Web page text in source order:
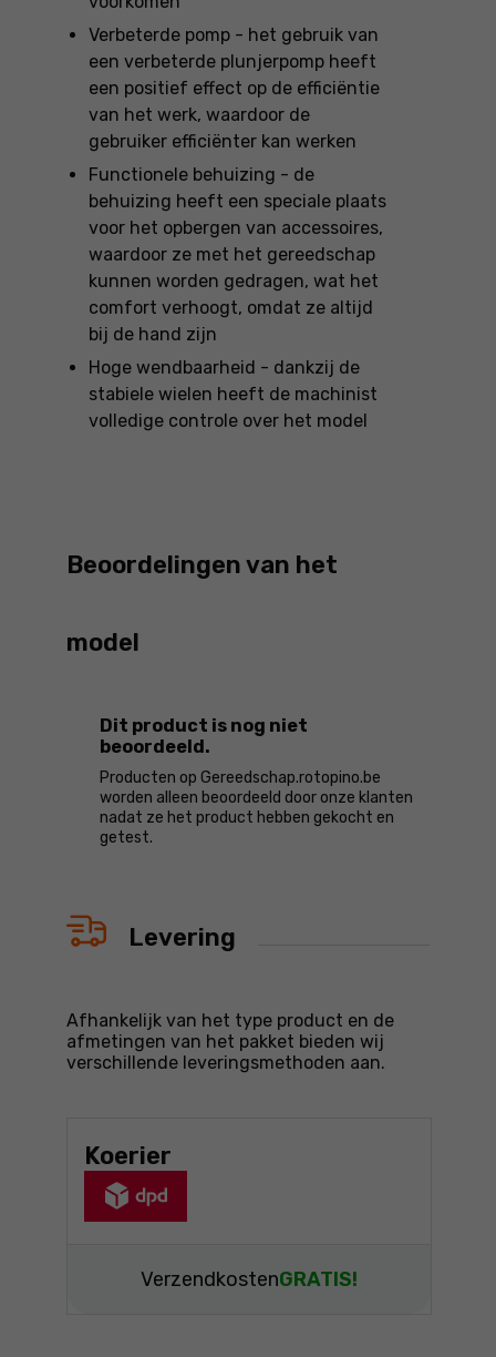
Verbeterde pomp - het gebruik van
een verbeterde plunjerpomp heeft
een positief effect op de efficiëntie
van het werk, waardoor de
gebruiker efficiënter kan werken
Functionele behuizing - de
behuizing heeft een speciale plaats
voor het opbergen van accessoires,
waardoor ze met het gereedschap
kunnen worden gedragen, wat het
comfort verhoogt, omdat ze altijd
bij de hand zijn
Hoge wendbaarheid - dankzij de
stabiele wielen heeft de machinist
volledige controle over het model
Beoordelingen van het
model
Dit product is nog niet
beoordeeld.
Producten op Gereedschap.rotopino.be
worden alleen beoordeeld door onze klanten
nadat ze het product hebben gekocht en
getest.
Levering
Afhankelijk van het type product en de
afmetingen van het pakket bieden wij
verschillende leveringsmethoden aan.
Koerier
VerzendkostenGRATIS!